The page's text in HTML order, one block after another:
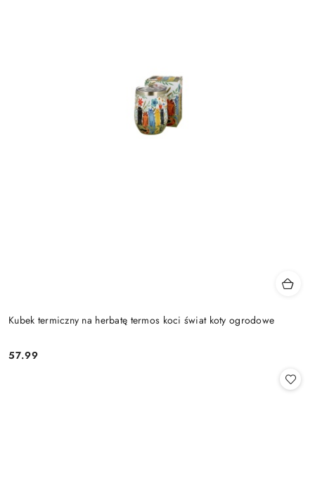
Kubek termiczny na herbatę termos koci świat koty ogrodowe
Cena:
57.99